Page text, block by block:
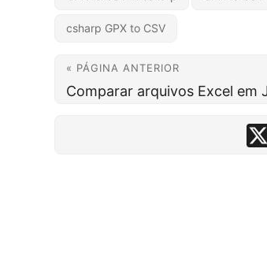
csharp GPX to CSV
« PÁGINA ANTERIOR
Comparar arquivos Excel em